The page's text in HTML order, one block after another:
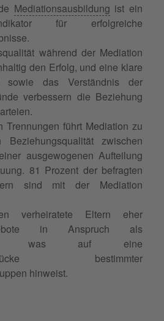
Mediationsausbildung ist ein
für erfolgreiche
während der Mediation
den Erfolg, und eine klare
sowie das Verständnis der
verbessern die Beziehung
Trennungen führt Mediation zu
Beziehungsqualität zwischen
ausgewogenen Aufteilung
81 Prozent der befragten
sind mit der Mediation
verheiratete Eltern eher
in Anspruch als
was auf eine
bestimmter
hinweist.